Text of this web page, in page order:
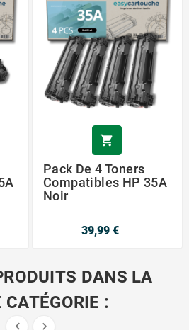

Pack De 4 Toners
Compatibles HP 35A
Noir
39,99 €
DANS LA
CATÉGORIE :
 